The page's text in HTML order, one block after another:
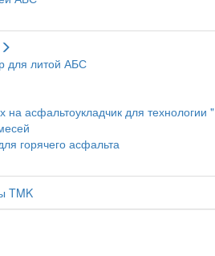
для литой АБС
на асфальтоукладчик для технологии
горячего асфальта
TMK